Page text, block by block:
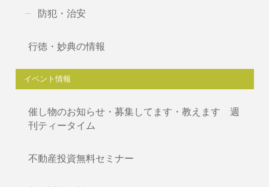
防犯・治安
行徳・妙典の情報
イベント情報
催し物のお知らせ・募集してます・教えます 週
刊ティータイム
不動産投資無料セミナー